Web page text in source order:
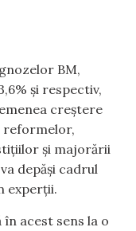
BM,
și respectiv,
creștere
reformelor,
și majorării
depăși cadrul
experții.
acest sens la o